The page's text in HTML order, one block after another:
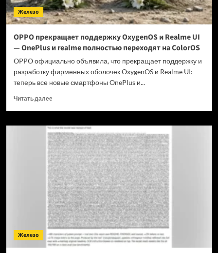
Железо
OPPO прекращает поддержку OxygenOS и Realme UI
— OnePlus и realme полностью переходят на ColorOS
OPPO официально объявила, что прекращает поддержку и
разработку фирменных оболочек OxygenOS и Realme UI:
теперь все новые смартфоны OnePlus и...
Читать далееПрочитать
OPPO
прекращает
поддержку
OxygenOS
и
Realme
UI
—
OnePlus
и
realme
полностью
переходят
на
Железо